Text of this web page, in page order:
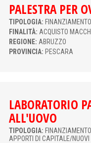
PALESTRA PER
TIPOLOGIA: FINANZIAMENTO
FINALITÀ: ACQUISTO
REGIONE: ABRUZZO
PROVINCIA: PESCARA
LABORATORIO
ALL'UOVO
TIPOLOGIA:
APPORTI DI CAPITALE/NUOVI